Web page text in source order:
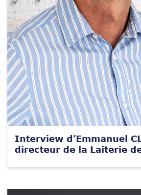
Interview d’Emmanuel
directeur de la Laiterie